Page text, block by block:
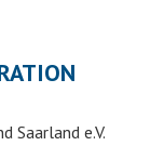
Saarland e.V.